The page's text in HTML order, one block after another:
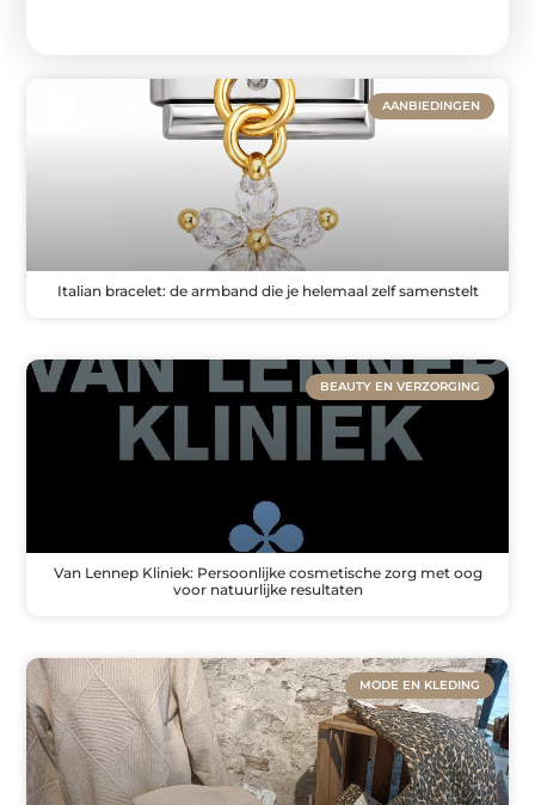
AANBIEDINGEN
Italian bracelet: de armband die je helemaal zelf samenstelt
BEAUTY EN VERZORGING
Van Lennep Kliniek: Persoonlijke cosmetische zorg met oog
voor natuurlijke resultaten
MODE EN KLEDING